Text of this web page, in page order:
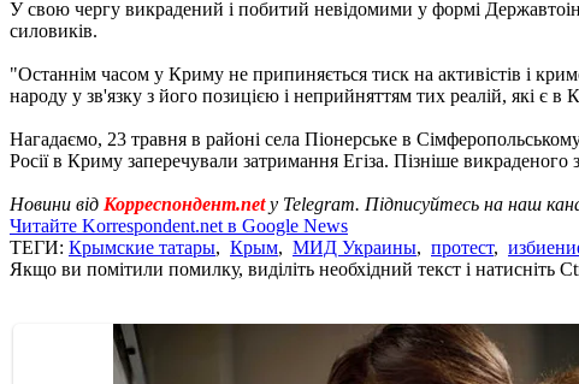
У свою чергу викрадений і побитий невідомими у формі
силовиків.
"Останнім часом у Криму не припиняється тиск на активістів і
народу у зв'язку з його позицією і неприйняттям тих реалій, які є
Нагадаємо, 23 травня в районі села Піонерське в
Росії в Криму заперечували затримання Егіза. Пізніше
Новини від Корреспондент.netу Telegram. Підписуйтесь на наш
Читайте Korrespondent.net в Google News
ТЕГИ: Крымские татары, Крым, МИД Украины, протест,
Якщо ви помітили помилку, виділіть необхідний текст і натисніть